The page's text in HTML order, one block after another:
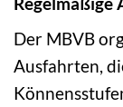
Der MBVB
Ausfahrten,